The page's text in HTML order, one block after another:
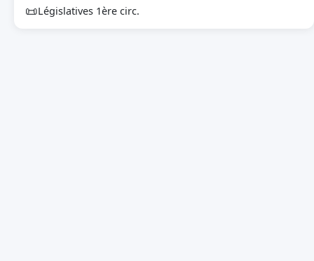
📜Législatives 1ère circ.